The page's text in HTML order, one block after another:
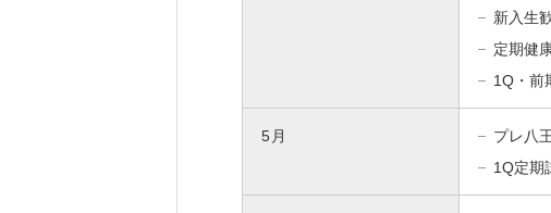
産学共同研究センター
学び・研究を活かした就職
在学生・保護者の皆さま
採用担当者の皆さま
各種アンケート
新入生
定期健
1Q・前
5月
プレ八
1Q定期